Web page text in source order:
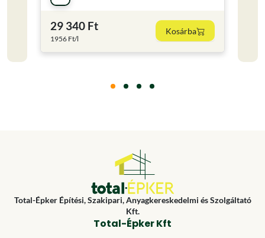
29 340 Ft
1956 Ft/l
Kosárba
Total-Épker Építési, Szakipari, Anyagkereskedelmi és Szolgáltató
Kft.
Total-Épker Kft